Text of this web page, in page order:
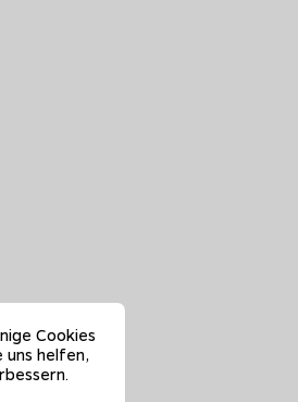
Cookies
uns helfen,